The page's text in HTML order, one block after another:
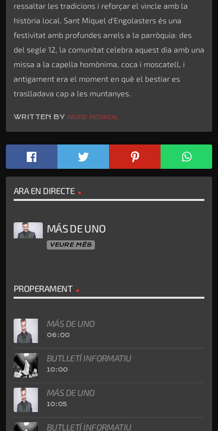
ressaltar les tradicions i reforçar el vincle amb la
història local. Sant Miquel d’Engolasters és una
festivitat amb profundes arrels a la parròquia: des
del segle 12, la comunitat celebra aquest dia amb una
missa a la capella homònima, coca i moscatell, i
antigament era el moment en què el bestiar es
traslladava cap a les muntanyes.
WRITTEN BYINGRID MONREAL
ARA EN DIRECTE
MÁS DE UNO
VEURE MÉS
PROPERAMENT
MÁS DE UNO
06:00
BUTLLETÍ INFORMATIU
10:00
MÁS DE UNO
10:05
BUTLLETÍ INFORMATIU